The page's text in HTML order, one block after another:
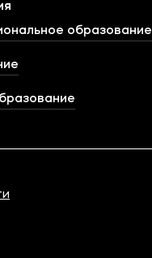
образование